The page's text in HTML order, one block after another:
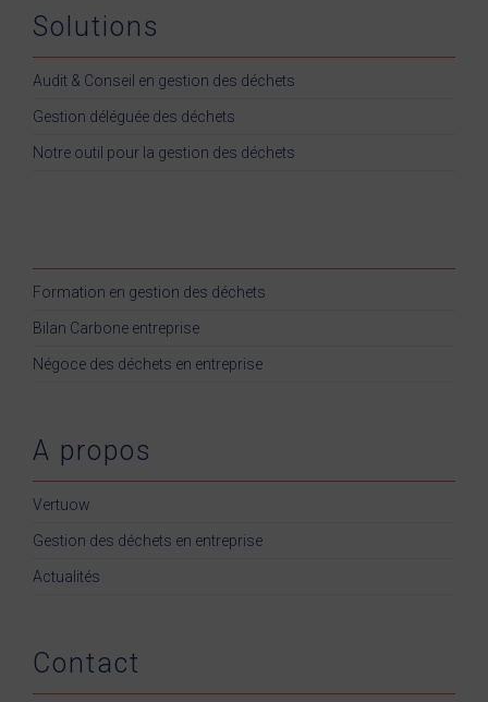
Solutions
Audit & Conseil en gestion des déchets
Gestion déléguée des déchets
Notre outil pour la gestion des déchets
Formation en gestion des déchets
Bilan Carbone entreprise
Négoce des déchets en entreprise
A propos
Vertuow
Gestion des déchets en entreprise
Actualités
Contact